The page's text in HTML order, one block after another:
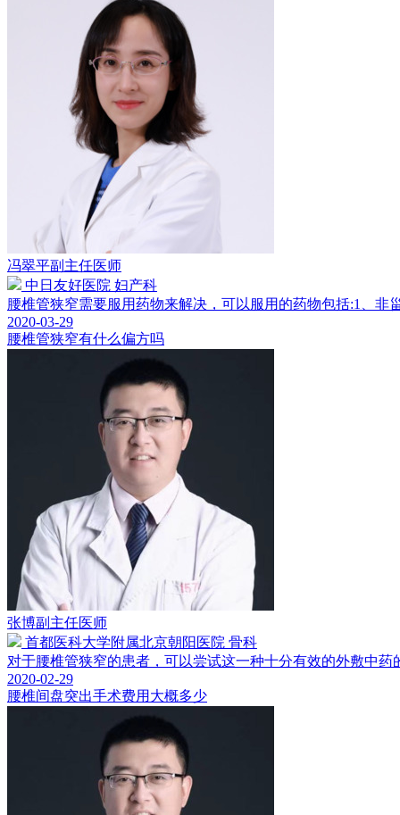
冯翠平副主任医师
中日友好医院 妇产科
腰椎管狭窄需要服用药物来解决，可以服用的药物包括:1、非
2020-03-29
腰椎管狭窄有什么偏方吗
张博副主任医师
首都医科大学附属北京朝阳医院 骨科
对于腰椎管狭窄的患者，可以尝试这一种十分有效的外敷中药
2020-02-29
腰椎间盘突出手术费用大概多少